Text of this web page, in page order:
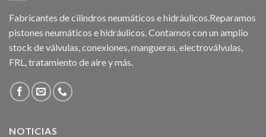
Fabricantes de cilindros neumáticos e hidráulicos.Reparamos
pistones neumáticos e hidráulicos. Contamos con un amplio
stock de válvulas, conexiones, mangueras, electroválvulas,
FRL, tratamiento de aire y más.
NOTICIAS